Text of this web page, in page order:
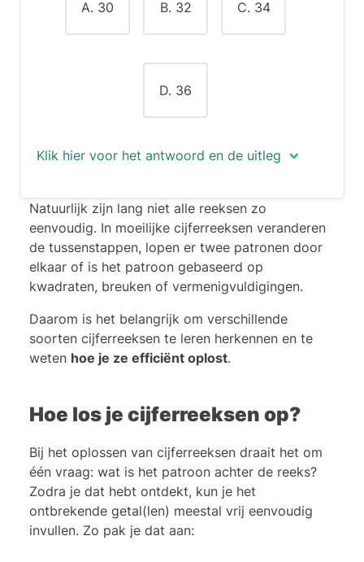
A. 30 B. 32 C. 34
D. 36
Klik hier voor het antwoord en de uitleg
Het juiste antwoord is (B) –32.
Uitleg:
Elk getal wordt in de volgende stap
verdubbeld.
Natuurlijk zijn lang niet alle reeksen zo
eenvoudig. In moeilijke cijferreeksen veranderen
de tussenstappen, lopen er twee patronen door
elkaar of is het patroon gebaseerd op
kwadraten, breuken of vermenigvuldigingen.
Daarom is het belangrijk om verschillende
soorten cijferreeksen te leren herkennen en te
weten hoe je ze efficiënt oplost.
Hoe los je cijferreeksen op?
Bij het oplossen van cijferreeksen draait het om
één vraag: wat is het patroon achter de reeks?
Zodra je dat hebt ontdekt, kun je het
ontbrekende getal(len) meestal vrij eenvoudig
invullen. Zo pak je dat aan: